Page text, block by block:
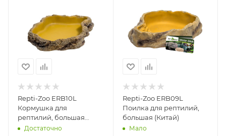
Repti-Zoo ERB10L
Кормушка для
рептилий, большая
(Китай)
Достаточно
Repti-Zoo ERB09L
Поилка для рептилий,
большая (Китай)
Мало